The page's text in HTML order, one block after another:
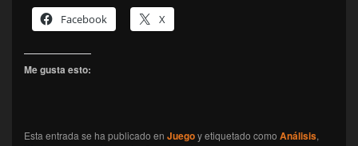
Facebook
X
Me gusta esto:
Esta entrada se ha publicado en Juegoy etiquetado como Análisis,